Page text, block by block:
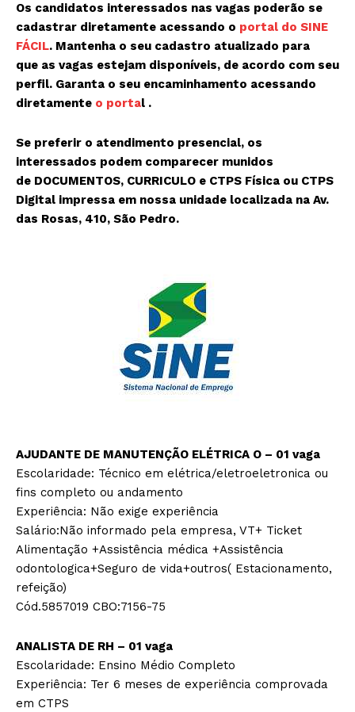
Os candidatos interessados nas vagas poderão se
cadastrar diretamente acessando o portal do SINE
FÁCIL. Mantenha o seu cadastro atualizado para
que as vagas estejam disponíveis, de acordo com seu
perfil. Garanta o seu encaminhamento acessando
diretamente o portal .
Se preferir o atendimento presencial, os
interessados podem comparecer munidos
de DOCUMENTOS, CURRICULO e CTPS Física ou CTPS
Digital impressa em nossa unidade localizada na Av.
das Rosas, 410, São Pedro.
AJUDANTE DE MANUTENÇÃO ELÉTRICA O – 01 vaga
Escolaridade: Técnico em elétrica/eletroeletronica ou
fins completo ou andamento
Experiência: Não exige experiência
Salário:Não informado pela empresa, VT+ Ticket
Alimentação +Assistência médica +Assistência
odontologica+Seguro de vida+outros( Estacionamento,
refeição)
Cód.5857019 CBO:7156-75
ANALISTA DE RH – 01 vaga
Escolaridade: Ensino Médio Completo
Experiência: Ter 6 meses de experiência comprovada
em CTPS